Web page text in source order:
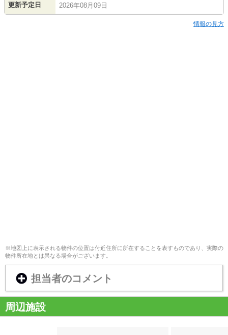
更新予定日 2026年08月09日
情報の見方
※地図上に表示される物件の位置は付近住所に所在することを表すものであり、実際の
物件所在地とは異なる場合がございます。
担当者のコメント
周辺施設